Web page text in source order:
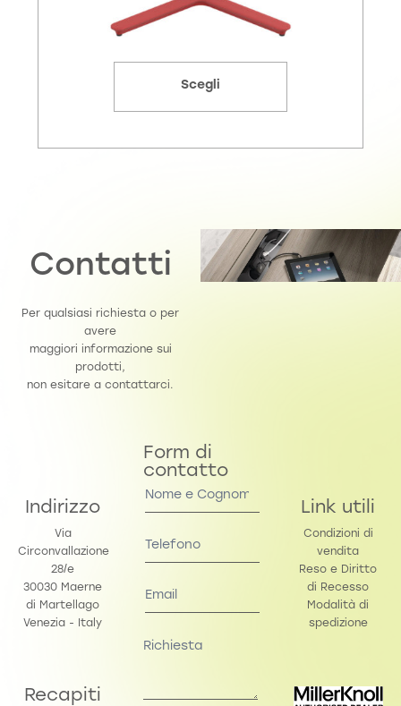
Scegli
Contatti
Per qualsiasi richiesta o per
avere
maggiori informazione sui
prodotti,
non esitare a contattarci.
Indirizzo
Via
Circonvallazione
28/e
30030 Maerne
di Martellago
Venezia - Italy
Recapiti
Form di
contatto
Contact
Link utili
Condizioni di
vendita
Reso e Diritto
di Recesso
Modalità di
spedizione